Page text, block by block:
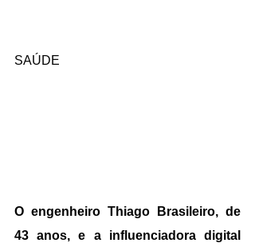
SAÚDE
O engenheiro Thiago Brasileiro, de
43 anos, e a influenciadora digital